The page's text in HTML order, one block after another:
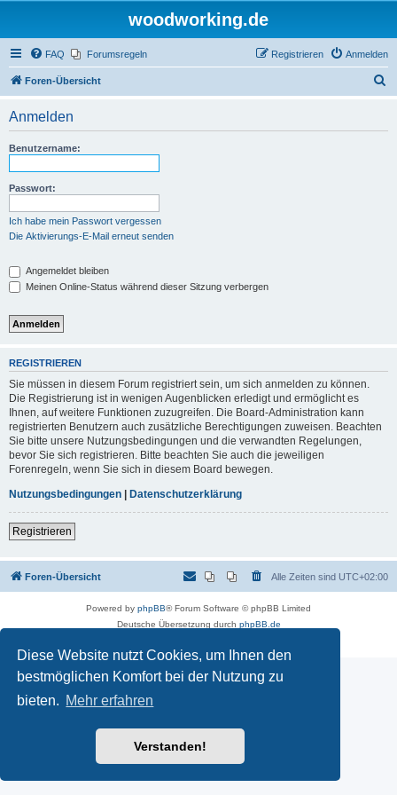
Diese Website nutzt Cookies, um Ihnen den
bestmöglichen Komfort bei der Nutzung zu
bieten. Mehr erfahren
Verstanden!
woodworking.de
FAQ Forumsregeln Anmelden
Registrieren
Foren-Übersicht
Anmelden
Benutzername:
Passwort:
Ich habe mein Passwort vergessen
Die Aktivierungs-E-Mail erneut senden
Angemeldet bleiben
Meinen Online-Status während dieser Sitzung verbergen
REGISTRIEREN
Sie müssen in diesem Forum registriert sein, um sich anmelden zu können.
Die Registrierung ist in wenigen Augenblicken erledigt und ermöglicht es
Ihnen, auf weitere Funktionen zuzugreifen. Die Board-Administration kann
registrierten Benutzern auch zusätzliche Berechtigungen zuweisen. Beachten
Sie bitte unsere Nutzungsbedingungen und die verwandten Regelungen,
bevor Sie sich registrieren. Bitte beachten Sie auch die jeweiligen
Forenregeln, wenn Sie sich in diesem Board bewegen.
Nutzungsbedingungen | Datenschutzerklärung
Registrieren
Foren-Übersicht Alle Zeiten sind UTC+02:00
Powered by phpBB® Forum Software © phpBB Limited
Deutsche Übersetzung durch phpBB.de